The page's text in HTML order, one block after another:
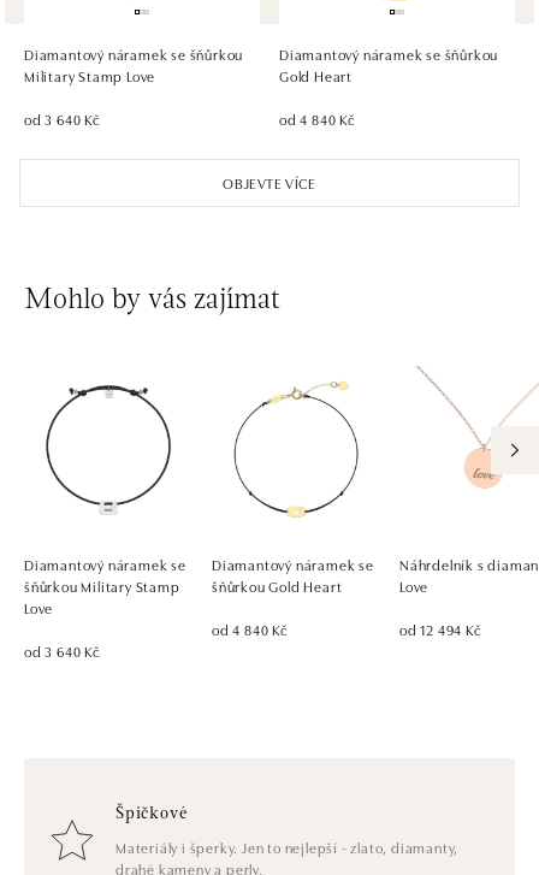
Pribinova 8, 811 09 Bratislava
dnes otevřeno od 10:00
OBJEVTE VÍCE
Diamantový náramek se šňůrkou
Military Stamp Love
od 3 640 Kč
Diamantový náramek se šňůrkou
Gold Heart
od 4 840 Kč
Mohlo by vás zajímat
Diamantový náramek se
šňůrkou Military Stamp
Love
od 3 640 Kč
Diamantový náramek se
šňůrkou Gold Heart
od 4 840 Kč
Náhrdelník s
Love
od 12 494 Kč
Špičkové
Materiály i šperky. Jen to nejlepší - zlato, diamanty,
drahé kameny a perly.